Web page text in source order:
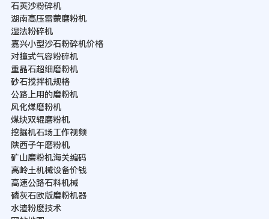
石英沙粉碎机
湖南高压雷蒙磨粉机
湿法粉碎机
嘉兴小型沙石粉碎机价格
对撞式气容粉碎机
重晶石超细磨粉机
砂石搅拌机规格
公路上用的磨粉机
风化煤磨粉机
煤块双辊磨粉机
挖掘机石场工作视频
陕西子午磨粉机
矿山磨粉机海关编码
高岭土机械设备价钱
高速公路石料机械
磷灰石欧版磨粉机器
水渣粉麽技术